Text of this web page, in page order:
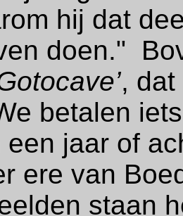
hij dat
doen."
,
betalen
jaar of
ere van
staan